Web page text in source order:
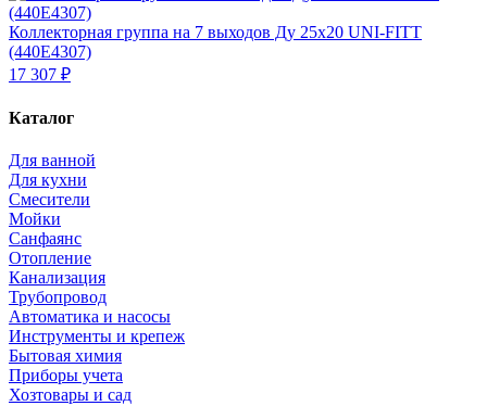
Коллекторная группа на 7 выходов Ду 25х20 UNI-FITT
(440Е4307)
17 307 ₽
Каталог
Для ванной
Для кухни
Смесители
Мойки
Санфаянс
Отопление
Канализация
Трубопровод
Автоматика и насосы
Инструменты и крепеж
Бытовая химия
Приборы учета
Хозтовары и сад